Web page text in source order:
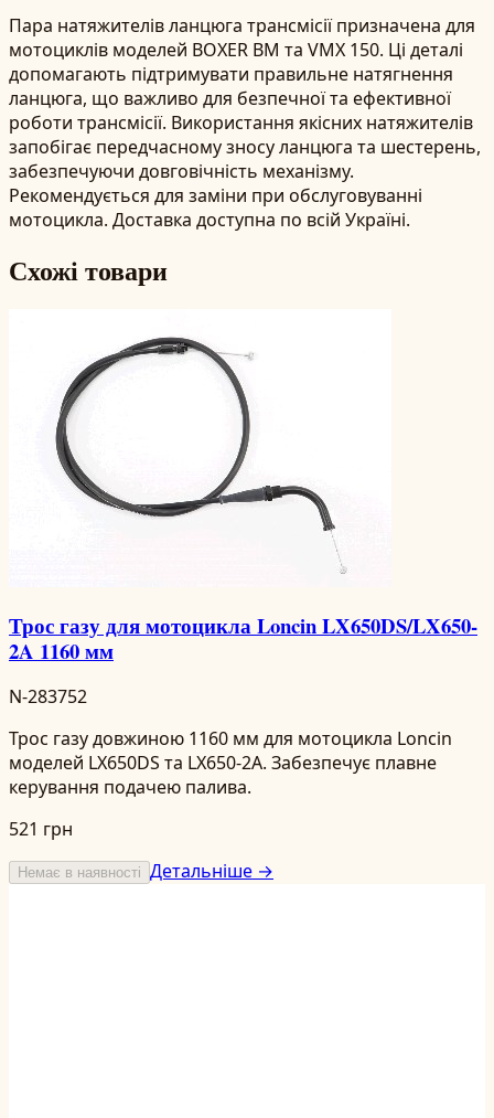
Пара натяжителів ланцюга трансмісії призначена для
мотоциклів моделей BOXER BM та VMX 150. Ці деталі
допомагають підтримувати правильне натягнення
ланцюга, що важливо для безпечної та ефективної
роботи трансмісії. Використання якісних натяжителів
запобігає передчасному зносу ланцюга та шестерень,
забезпечуючи довговічність механізму.
Рекомендується для заміни при обслуговуванні
мотоцикла. Доставка доступна по всій Україні.
Схожі товари
Трос газу для мотоцикла Loncin LX650DS/LX650-
2A 1160 мм
N-283752
Трос газу довжиною 1160 мм для мотоцикла Loncin
моделей LX650DS та LX650-2A. Забезпечує плавне
керування подачею палива.
521 грн
Немає в наявності Детальніше →